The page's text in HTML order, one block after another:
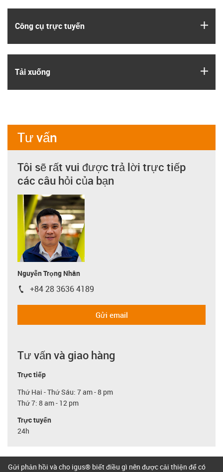
Công cụ trực tuyến
Tải xuống
Tư vấn
Tôi sẽ rất vui được trả lời trực tiếp
các câu hỏi của bạn
Nguyễn Trọng Nhân
igus-icon-phone
+84 28 3636 4189
Gửi email
Tư vấn và giao hàng
Trực tiếp
Thứ Hai - Thứ Sáu: 7 am - 8 pm
Thứ 7: 8 am - 12 pm
Trực tuyến
24h
Gửi phản hồi và cho igus® biết điều gì nên được cải thiện để có